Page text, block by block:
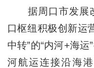
据周口市发展改
口枢纽积极创新运
中转”的“内河+海
河航运连接沿海